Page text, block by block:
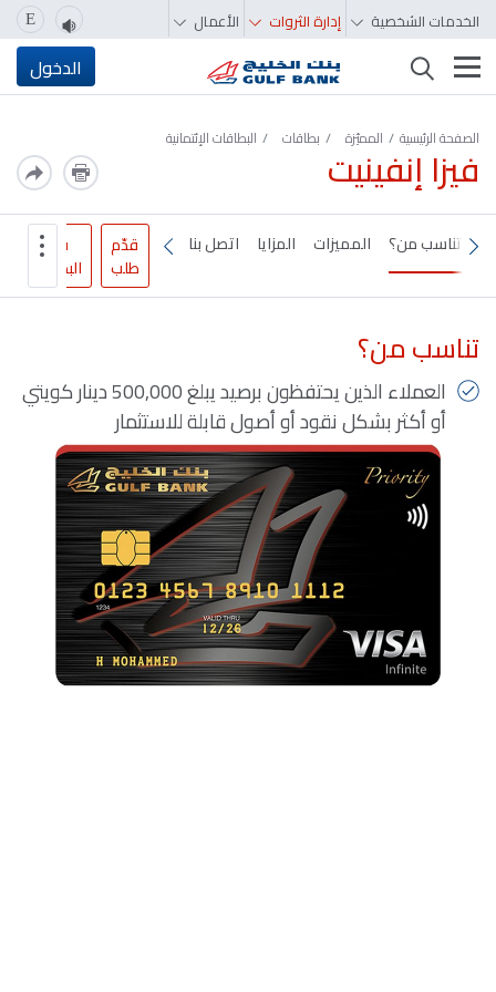
الخدمات الشخصية إدارة الثروات الأعمال E
تغيير التصفّح الدخول
الصفحة الرئيسية المميّزة‬‬‬‬‬‬‬‬‬‬ بطاقات البطاقات الإئتمانية
فيزا إنفينيت
تناسب من؟ المميزات المزايا اتصل بنا
قدّم
طلب
قارن
البطاقات
تناسب من؟
العملاء الذين يحتفظون برصيد يبلغ 500,000 دينار كويتي
أو أكثر بشكل نقود أو أصول قابلة للاستثمار